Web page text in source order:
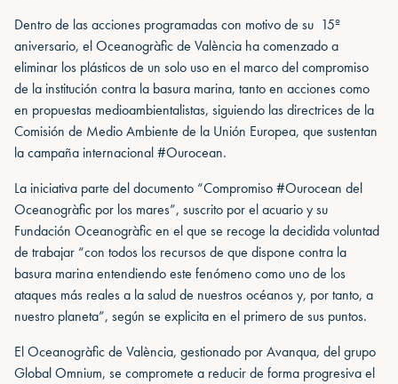
Dentro de las acciones programadas con motivo de su 15º
aniversario, el Oceanogràfic de València ha comenzado a
eliminar los plásticos de un solo uso en el marco del compromiso
de la institución contra la basura marina, tanto en acciones como
en propuestas medioambientalistas, siguiendo las directrices de la
Comisión de Medio Ambiente de la Unión Europea, que sustentan
la campaña internacional #Ourocean.
La iniciativa parte del documento “Compromiso #Ourocean del
Oceanogràfic por los mares”, suscrito por el acuario y su
Fundación Oceanogràfic en el que se recoge la decidida voluntad
de trabajar “con todos los recursos de que dispone contra la
basura marina entendiendo este fenómeno como uno de los
ataques más reales a la salud de nuestros océanos y, por tanto, a
nuestro planeta”, según se explicita en el primero de sus puntos.
El Oceanogràfic de València, gestionado por Avanqua, del grupo
Global Omnium, se compromete a reducir de forma progresiva el